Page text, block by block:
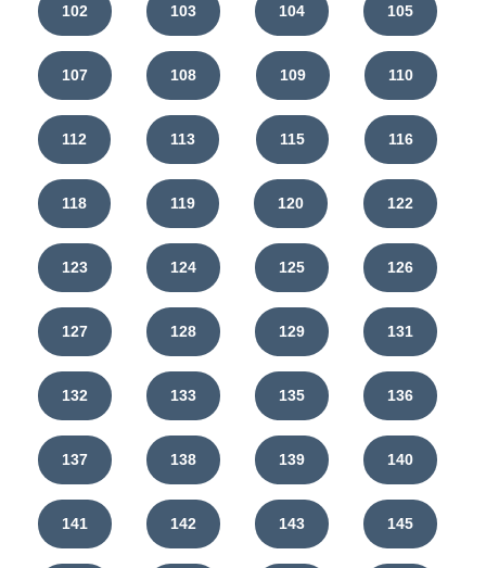
102 103 104 105
107 108 109 110
112 113 115 116
118 119 120 122
123 124 125 126
127 128 129 131
132 133 135 136
137 138 139 140
141 142 143 145